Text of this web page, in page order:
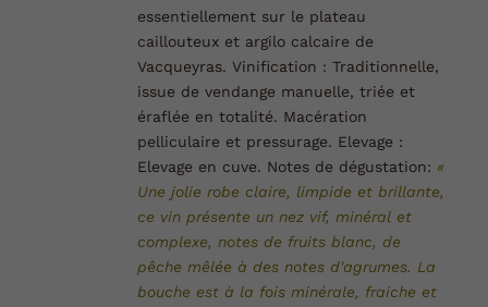
essentiellement sur le plateau
caillouteux et argilo calcaire de
Vacqueyras.Vinification : Traditionnelle,
issue de vendange manuelle, triée et
éraflée en totalité. Macération
pelliculaire et pressurage. Elevage :
Elevage en cuve. Notes de dégustation: «
Une jolie robe claire, limpide et brillante,
ce vin présente un nez vif, minéral et
complexe, notes de fruits blanc, de
pêche mêlée à des notes d'agrumes. La
bouche est à la fois minérale, fraiche et